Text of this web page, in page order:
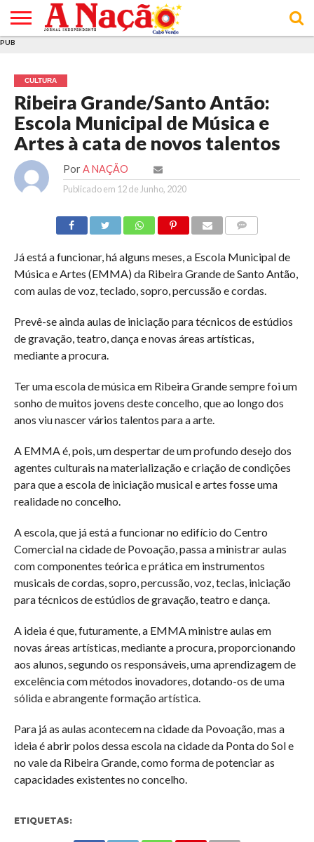
E DE
COOKIES
DE
UTILIZAÇÃO
PUB
CULTURA
Ribeira Grande/Santo Antão:
Escola Municipal de Música e
Artes à cata de novos talentos
Por A NAÇÃO
Publicado em 12 de Junho, 2020
Já está a funcionar, há alguns meses, a Escola Municipal de
Música e Artes (EMMA) da Ribeira Grande de Santo Antão,
com aulas de voz, teclado, sopro, percussão e cordas.
Prevê-se ainda aulas de iniciação para técnicos de estúdios
de gravação, teatro, dança e novas áreas artísticas,
mediante a procura.
Ter uma escola de música em Ribeira Grande sempre foi um
sonho de muitos jovens deste concelho, que ao longo dos
anos viu nascer vários talentos para a arte.
A EMMA é, pois, um despertar de um profundo desejo dos
agentes culturais na materialização e criação de condições
para que a escola de iniciação musical e artes fosse uma
realidade no concelho.
A escola, que já está a funcionar no edifício do Centro
Comercial na cidade de Povoação, passa a ministrar aulas
com componentes teórica e prática em instrumentos
musicais de cordas, sopro, percussão, voz, teclas, iniciação
para técnicos de estúdios de gravação, teatro e dança.
A ideia é que, futuramente, a EMMA ministre aulas em
novas áreas artísticas, mediante a procura, proporcionando
aos alunos, segundo os responsáveis, uma aprendizagem de
excelência com métodos inovadores, dotando-os de uma
sólida e abrangente formação artística.
Para já as aulas acontecem na cidade da Povoação, mas a
ideia é abrir polos dessa escola na cidade da Ponta do Sol e
no vale da Ribeira Grande, como forma de potenciar as
capacidades existentes no concelho.
ETIQUETAS: